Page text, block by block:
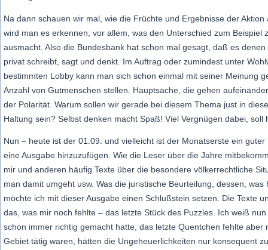
Na dann schauen wir mal, wie die Früchte und Ergebnisse der
wird man es erkennen, vor allem, was den Unterschied zum Beispiel
ausmacht. Also die Bundesbank hat schon mal gesagt, daß es
privat schreibt, sagt und denkt. Im Auftrag oder zumindest unter
bestimmten Lobby kann man sich schon einmal mit seiner Meinung
Anzahl von Gutmenschen stellen. Hauptsache, die gehen
der Polarität. Warum sollen wir gerade bei diesem Thema just in
Haltung sein? Selbst denken macht Spaß! Viel Vergnügen dabei,
Nun – heute ist der 01.09. und vielleicht ist der Monatserste ein
eine Ausgabe hinzuzufügen. Wie die Leser über die Jahre
mir und anderen häufig Texte über die besondere völkerrechtliche
man damit umgeht usw. Was die juristische Beurteilung, dessen,
möchte ich mit dieser Ausgabe einen Schlußstein setzen. Die Texte
das, was mir noch fehlte – das letzte Stück des Puzzles. Ich weiß
schon immer richtig gemacht hatte, das letzte Quentchen fehlte aber
Gebiet tätig waren, hätten die Ungeheuerlichkeiten nur konsequent